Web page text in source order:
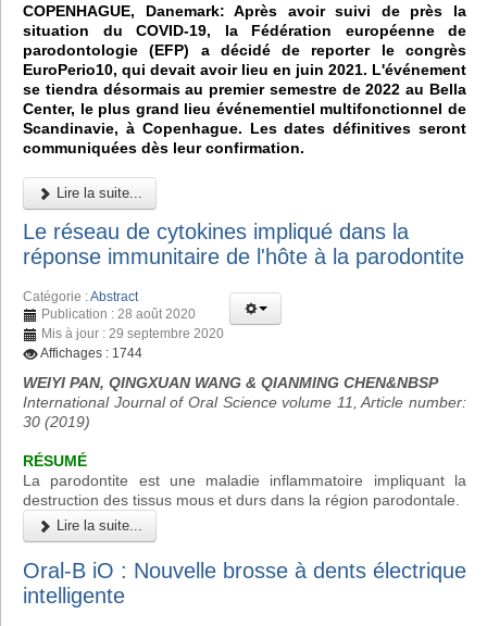
COPENHAGUE, Danemark: Après avoir suivi de près la
situation du COVID-19, la Fédération européenne de
parodontologie (EFP) a décidé de reporter le congrès
EuroPerio10, qui devait avoir lieu en juin 2021. L'événement
se tiendra désormais au premier semestre de 2022 au Bella
Center, le plus grand lieu événementiel multifonctionnel de
Scandinavie, à Copenhague. Les dates définitives seront
communiquées dès leur confirmation.
Lire la suite...
Le réseau de cytokines impliqué dans la
réponse immunitaire de l'hôte à la parodontite
Catégorie :Abstract
Publication : 28 août 2020
Mis à jour : 29 septembre 2020
Affichages : 1744
WEIYI PAN, QINGXUAN WANG & QIANMING CHEN&NBSP
International Journal of Oral Science volume 11, Article number:
30 (2019)
RÉSUMÉ
La parodontite est une maladie inflammatoire impliquant la
destruction des tissus mous et durs dans la région parodontale.
Lire la suite...
Oral-B iO : Nouvelle brosse à dents électrique
intelligente